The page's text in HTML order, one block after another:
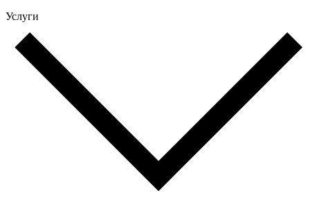
Услуги